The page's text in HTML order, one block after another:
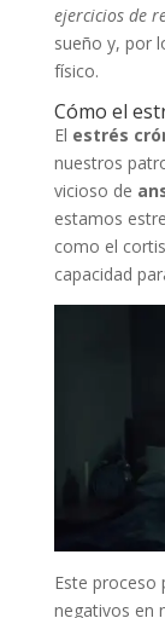
ejercicios de
sueño y, por
físico.
Cómo el
El estrés
nuestros
vicioso de
estamos
como el
capacidad
Este proceso
negativos en